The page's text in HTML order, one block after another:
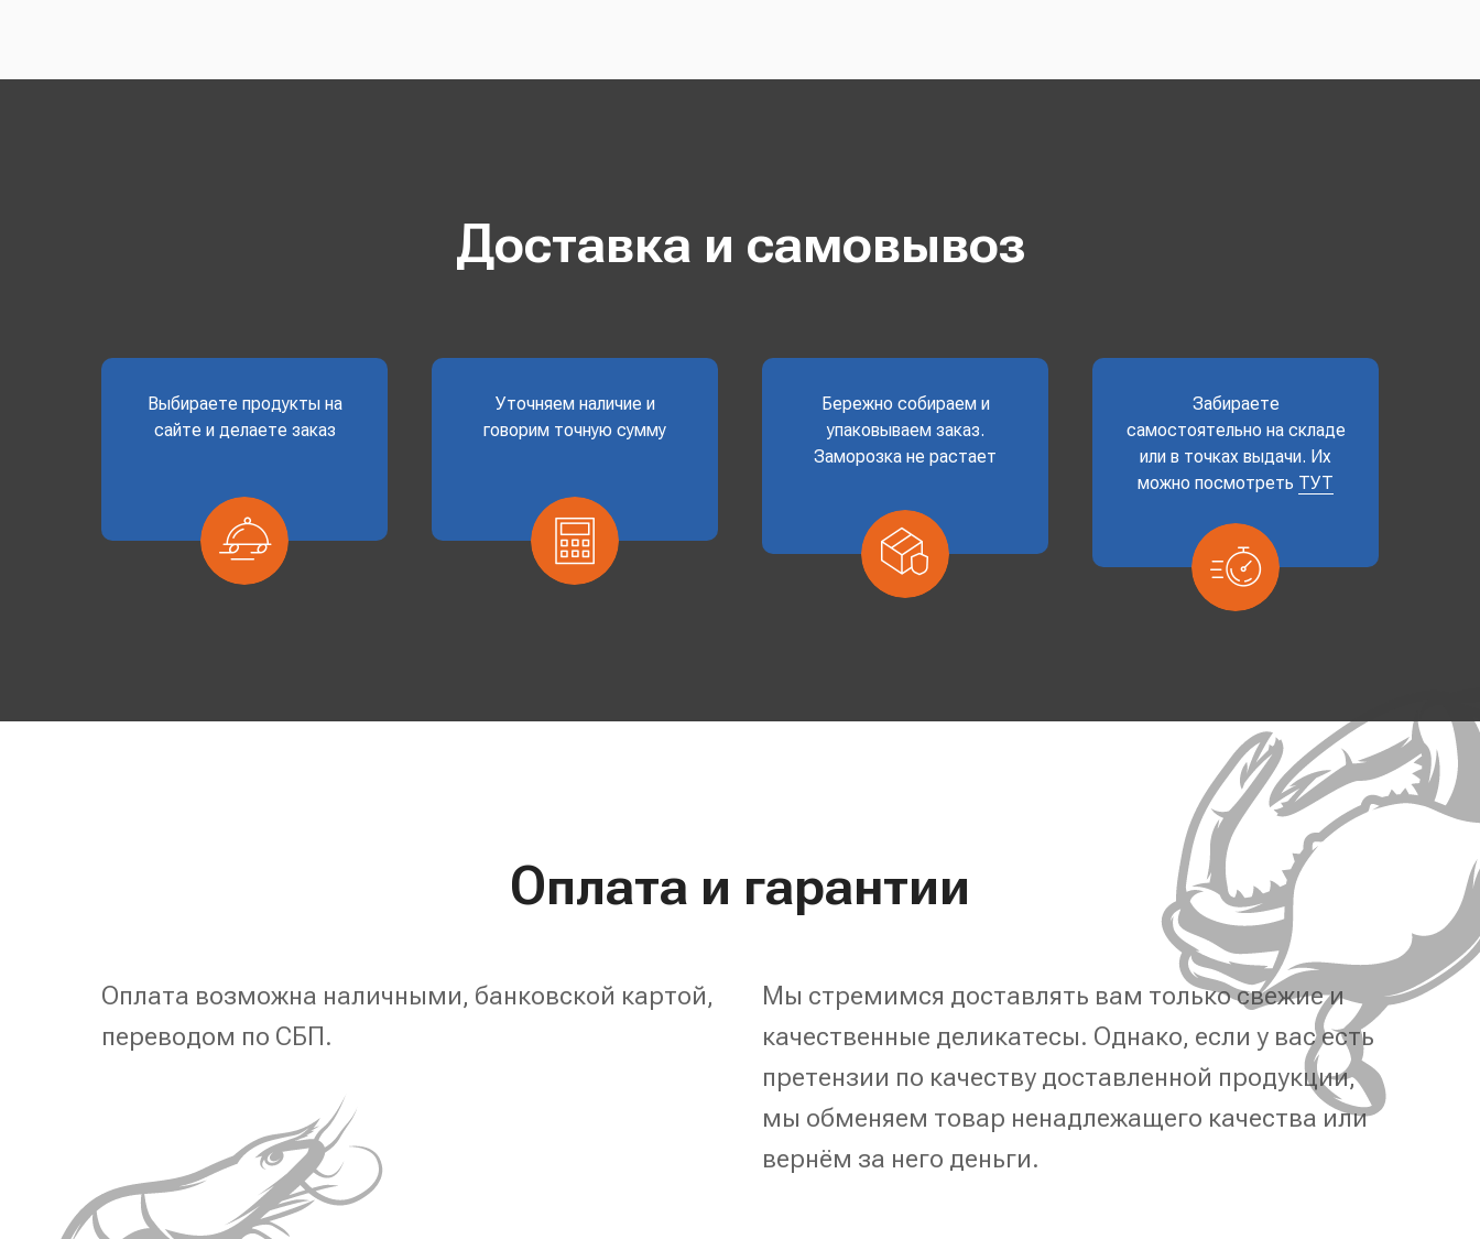
Доставка и самовывоз
Выбираете продукты на
сайте и делаете заказ
Уточняем наличие и
говорим точную сумму
Бережно собираем и
упаковываем заказ.
Заморозка не растает
Забираете
самостоятельно на складе
или в точках выдачи. Их
можно посмотреть ТУТ
Оплата и гарантии
Оплата возможна наличными, банковской картой,
переводом по СБП.
Мы стремимся доставлять вам только свежие и
качественные деликатесы. Однако, если у вас есть
претензии по качеству доставленной продукции,
мы обменяем товар ненадлежащего качества или
вернём за него деньги.